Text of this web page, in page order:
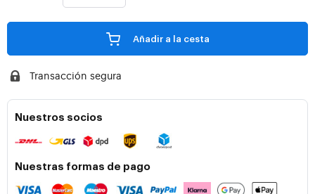
Añadir a la cesta
Transacción segura
Nuestros socios
Nuestras formas de pago